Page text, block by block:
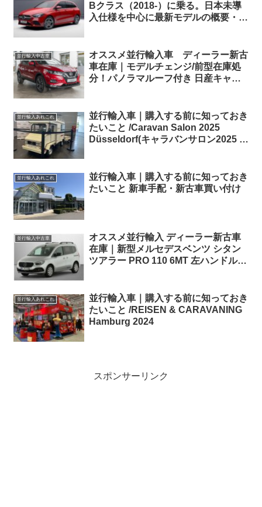
Bクラス（2018-）に乗る。日本未導
入仕様を中心に最新モデルの概要・ス
並行輸入中古車
オススメ並行輸入車 ディーラー新古
車在庫｜モデルチェンジ/前型在庫処
分！パノラマルーフ付き 日産キャシ
並行輸入あれこれ
並行輸入車｜購入する前に知っておき
たいこと /Caravan Salon 2025
Düsseldorf(キャラバンサロン2025 デ
並行輸入あれこれ
並行輸入車｜購入する前に知っておき
たいこと 新車手配・新古車買い付け
並行輸入中古車
オススメ並行輸入 ディーラー新古車
在庫｜新型メルセデスベンツ シタン
ツアラー PRO 110 6MT 左ハンドル
並行輸入あれこれ
並行輸入車｜購入する前に知っておき
たいこと /REISEN & CARAVANING
Hamburg 2024
スポンサーリンク